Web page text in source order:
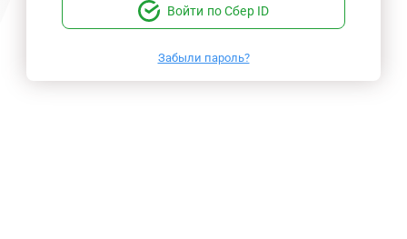
Войти по Сбер ID
Забыли пароль?